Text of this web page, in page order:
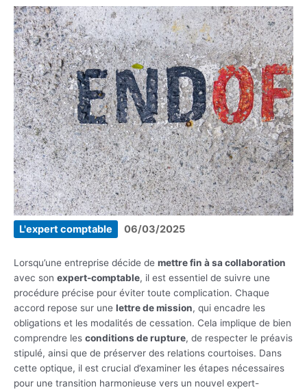
L'expert comptable 06/03/2025
Lorsqu’une entreprise décide de mettre fin à sa collaboration
avec son expert-comptable, il est essentiel de suivre une
procédure précise pour éviter toute complication. Chaque
accord repose sur une lettre de mission, qui encadre les
obligations et les modalités de cessation. Cela implique de bien
comprendre les conditions de rupture, de respecter le préavis
stipulé, ainsi que de préserver des relations courtoises. Dans
cette optique, il est crucial d’examiner les étapes nécessaires
pour une transition harmonieuse vers un nouvel expert-